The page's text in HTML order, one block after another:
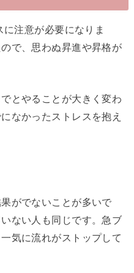
注意が必要になりま
で、思わぬ昇進や昇格が
とやることが大きく変わ
なかったストレスを抱え
がでないことが多いで
ない人も同じです。急ブ
気に流れがストップして